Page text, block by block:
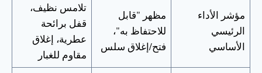
مؤشر الأداء
الرئيسي
الأساسي
مظهر "قابل
للاحتفاظ به"،
فتح/إغلاق سلس
تلامس نظيف،
قفل برائحة
عطرية، إغلاق
مقاوم للغبار